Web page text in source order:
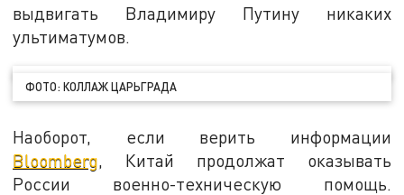
выдвигать Владимиру Путину никаких
ультиматумов.
ФОТО: КОЛЛАЖ ЦАРЬГРАДА
Наоборот, если верить информации
Bloomberg, Китай продолжат оказывать
России военно-техническую помощь.